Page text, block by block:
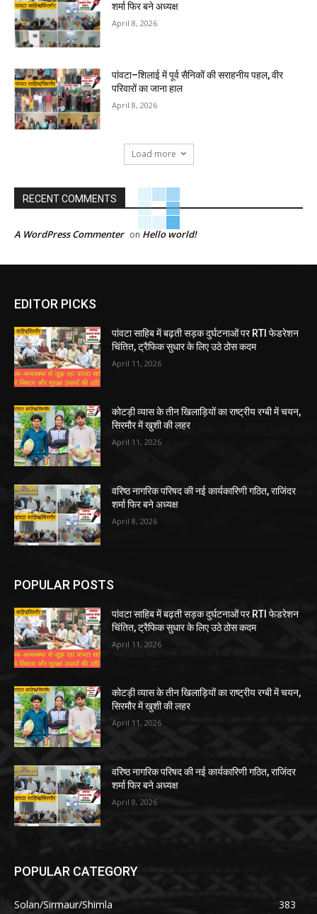
शर्मा फिर बने अध्यक्ष
April 8, 2026
पांवटा–शिलाई में पूर्व सैनिकों की सराहनीय पहल, वीर
परिवारों का जाना हाल
April 8, 2026
Load more
RECENT COMMENTS
A WordPress Commenter on Hello world!
EDITOR PICKS
पांवटा साहिब में बढ़ती सड़क दुर्घटनाओं पर RTI फेडरेशन
चिंतित, ट्रैफिक सुधार के लिए उठे ठोस कदम
April 11, 2026
कोटड़ी व्यास के तीन खिलाड़ियों का राष्ट्रीय रग्बी में चयन,
सिरमौर में खुशी की लहर
April 11, 2026
वरिष्ठ नागरिक परिषद की नई कार्यकारिणी गठित, राजिंदर
शर्मा फिर बने अध्यक्ष
April 8, 2026
POPULAR POSTS
पांवटा साहिब में बढ़ती सड़क दुर्घटनाओं पर RTI फेडरेशन
चिंतित, ट्रैफिक सुधार के लिए उठे ठोस कदम
April 11, 2026
कोटड़ी व्यास के तीन खिलाड़ियों का राष्ट्रीय रग्बी में चयन,
सिरमौर में खुशी की लहर
April 11, 2026
वरिष्ठ नागरिक परिषद की नई कार्यकारिणी गठित, राजिंदर
शर्मा फिर बने अध्यक्ष
April 8, 2026
POPULAR CATEGORY
Solan/Sirmaur/Shimla
383